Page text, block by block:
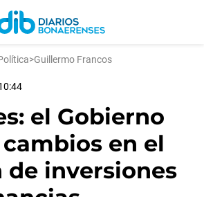
>Guillermo Francos
el Gobierno
en el
de inversiones